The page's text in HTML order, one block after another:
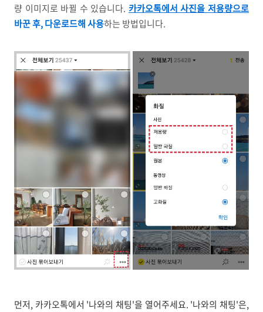
량 이미지로 바뀔 수 있습니다. 카카오톡에서 사진을 저용량으로
바꾼 후, 다운로드해 사용하는 방법입니다.
먼저, 카카오톡에서 '나와의 채팅'을 열어주세요. '나와의 채팅'은,